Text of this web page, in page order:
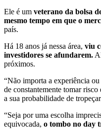
Ele é um veterano da bolsa
mesmo tempo em que o
país.
Há 18 anos já nessa área, viu
investidores se afundarem.
próximos.
“Não importa a experiência
de constantemente tomar
a sua probabilidade de
“Seja por uma escolha
equivocada, o tombo no day